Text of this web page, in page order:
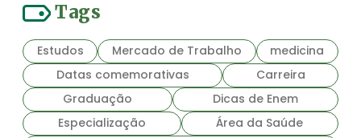
Tags
Estudos Mercado de Trabalho
medicina
Datas comemorativas
Carreira
Graduação
Dicas de Enem
Especialização
Área da Saúde